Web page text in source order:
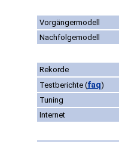
Vorgängermodell
Nachfolgemodell
Rekorde
Testberichte (faq)
Tuning
Internet